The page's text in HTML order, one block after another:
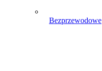
Bezprzewodowe